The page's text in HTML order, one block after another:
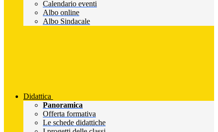
Calendario eventi
Albo online
Albo Sindacale
Didattica
Panoramica
Offerta formativa
Le schede didattiche